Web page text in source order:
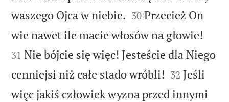
waszego Ojca w niebie. 

30 Przecież On
wie nawet ile macie włosów na głowie!
31 Nie bójcie się więc! Jesteście dla Niego
cenniejsi niż całe stado wróbli! 

32 Jeśli
więc jakiś człowiek wyzna przed innymi